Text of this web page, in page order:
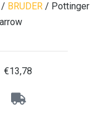
BRUDER/ Pottinger
€13,78